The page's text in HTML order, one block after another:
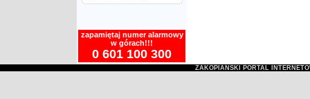
zapamiętaj numer alarmowy
w górach!!!
0 601 100 300
ZAKOPIAŃSKI PORTAL